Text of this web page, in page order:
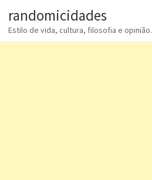
randomicidades
Estilo de vida, cultura, filosofia e opinião.